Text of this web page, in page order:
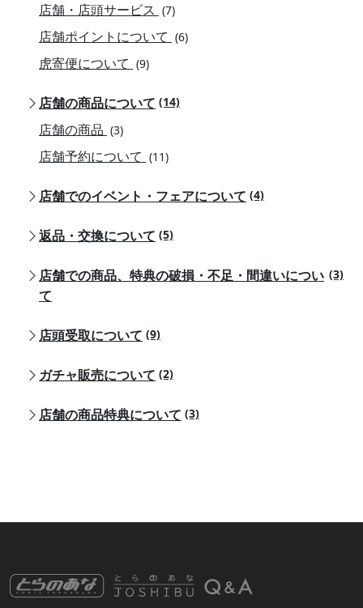
店舗・店頭サービス (7)
店舗ポイントについて (6)
虎寄便について (9)
店舗の商品について (14)
店舗の商品 (3)
店舗予約について (11)
店舗でのイベント・フェアについて (4)
返品・交換について (5)
店舗での商品、特典の破損・不足・間違いについ
て
(3)
店頭受取について (9)
ガチャ販売について (2)
店舗の商品特典について (3)